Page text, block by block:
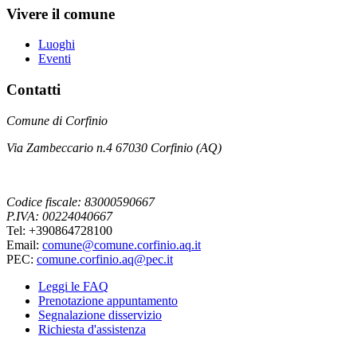
Vivere il comune
Luoghi
Eventi
Contatti
Comune di Corfinio
Via Zambeccario n.4 67030 Corfinio (AQ)
Codice fiscale: 83000590667
P.IVA: 00224040667
Tel: +390864728100
Email: comune@comune.corfinio.aq.it
PEC: comune.corfinio.aq@pec.it
Leggi le FAQ
Prenotazione appuntamento
Segnalazione disservizio
Richiesta d'assistenza